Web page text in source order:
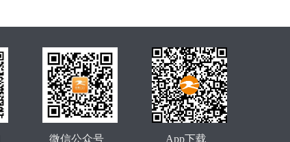
App下载
微信公众号